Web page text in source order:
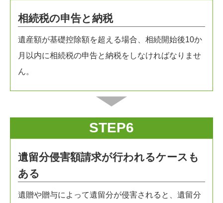
相続税の申告と納税
遺産額が基礎控除額を超える場合、相続開始後10か
月以内に相続税の申告と納税をしなければなりませ
ん。
STEP6
遺留分侵害額請求が行われるケースも
ある
遺贈や贈与によって遺留分が侵害されると、遺留分